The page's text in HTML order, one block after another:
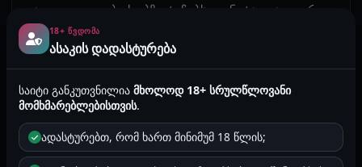
და თითოეულ ბიძგებზე ტუჩებს იკვნიტავდა , უფრო
დიდი სიამოვნება მოიტანა ასეთმა ორგაზმა , სანამ
ორგაზმამდე მივედით თითონ სხეულიც
გვანიშნებდა რომ ზღვა ემოცია იქნებოდა ორგაზმის
დროს , პირველად გავათავეთ მაშინ ერთროულად
და მისი ფეხის და სხეულის კანკალის წუთიანი
რეაქცია ეხლაც მახსოვსს , საშინელ ხმებს
გამოცემდა საშოდან , არნახული სისველე იყო
18+ ᲬᲕᲓᲝᲛᲐ
ასაკის დადასტურება
საიტი განკუთვნილიამხოლოდ 18+ სრულწლოვანი
მომხმარებლებისთვის.
ადასტურებთ, რომ ხართ მინიმუმ 18 წლის;